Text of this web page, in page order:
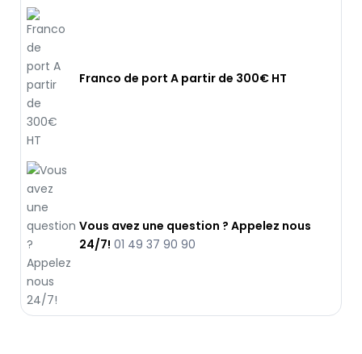
Franco de port A partir de 300€ HT
Vous avez une question ? Appelez nous
24/7! 01 49 37 90 90